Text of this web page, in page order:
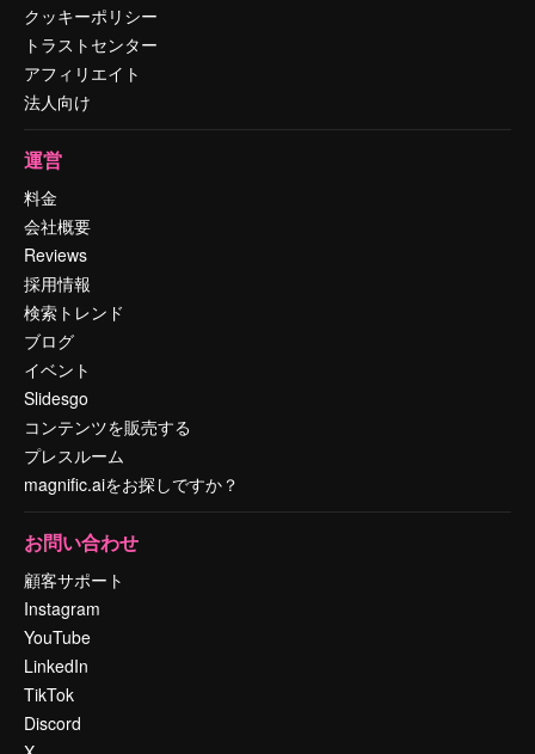
クッキーポリシー
トラストセンター
アフィリエイト
法人向け
運営
料金
会社概要
Reviews
採用情報
検索トレンド
ブログ
イベント
Slidesgo
コンテンツを販売する
プレスルーム
magnific.aiをお探しですか？
お問い合わせ
顧客サポート
Instagram
YouTube
LinkedIn
TikTok
Discord